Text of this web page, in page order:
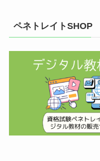
ペネトレイトSHOP